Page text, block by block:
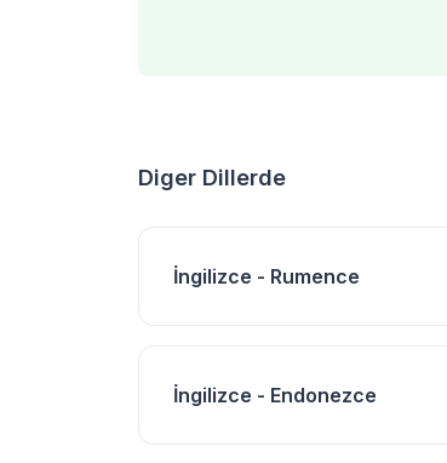
Diger Dillerde
İngilizce - Rumence
İngilizce - Endonezce